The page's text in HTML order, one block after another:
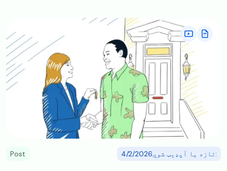
:تازه یا آپډېټ شوي4/2/2026 Post